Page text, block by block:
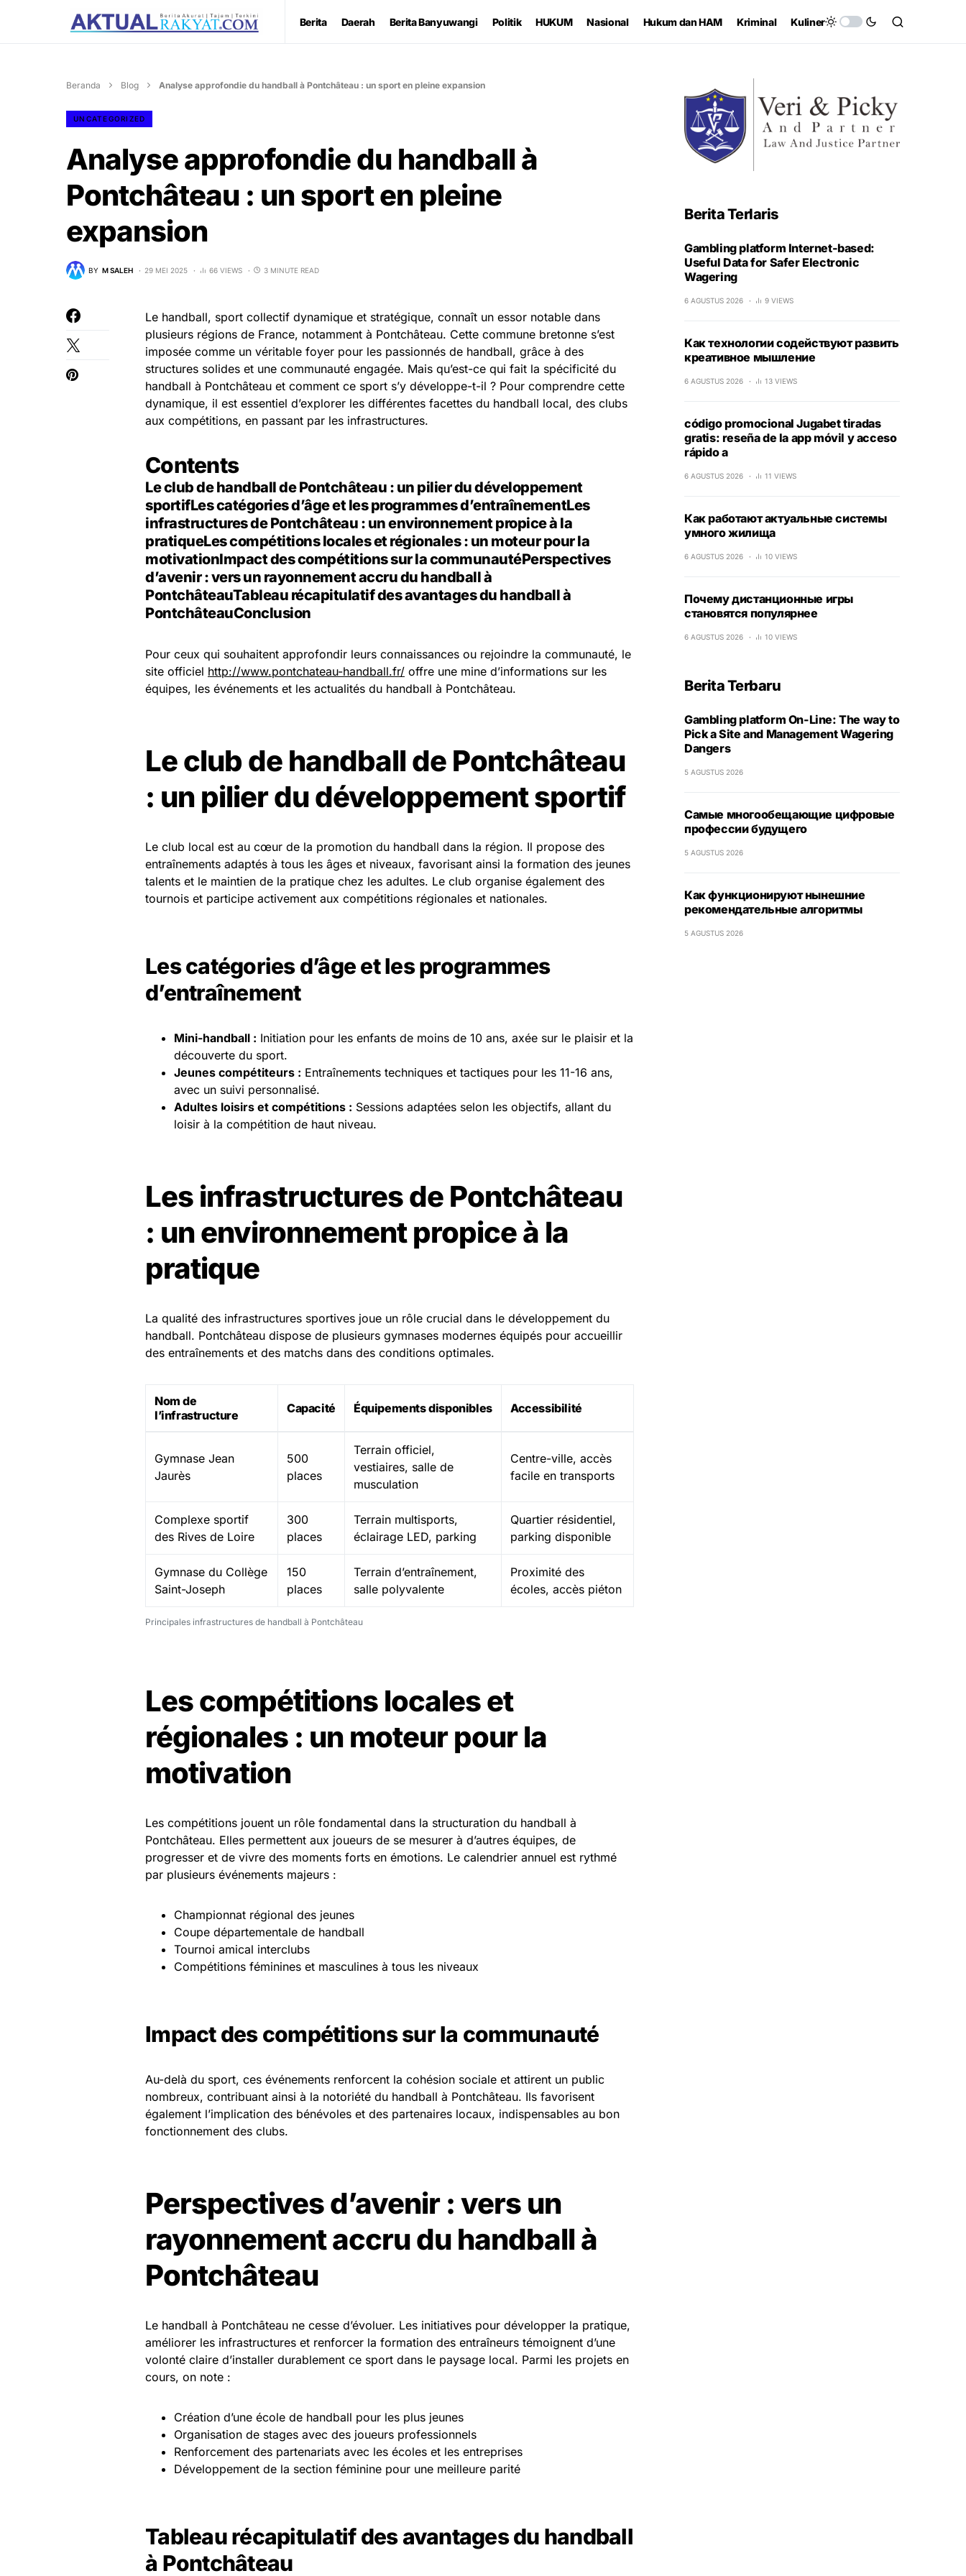
Berita Daerah Berita Banyuwangi Politik HUKUM Nasional Hukum dan HAM Kriminal Kuliner
Beranda Blog Analyse approfondie du handball à Pontchâteau : un sport en pleine expansion
UNCATEGORIZED
Analyse approfondie du handball à
Pontchâteau : un sport en pleine
expansion
BY M SALEH 29 MEI 2025 66 VIEWS 3 MINUTE READ
Le handball, sport collectif dynamique et stratégique, connaît un essor notable dans
plusieurs régions de France, notamment à Pontchâteau. Cette commune bretonne s’est
imposée comme un véritable foyer pour les passionnés de handball, grâce à des
structures solides et une communauté engagée. Mais qu’est-ce qui fait la spécificité du
handball à Pontchâteau et comment ce sport s’y développe-t-il ? Pour comprendre cette
dynamique, il est essentiel d’explorer les différentes facettes du handball local, des clubs
aux compétitions, en passant par les infrastructures.
Contents
Le club de handball de Pontchâteau : un pilier du développement
sportifLes catégories d’âge et les programmes d’entraînementLes
infrastructures de Pontchâteau : un environnement propice à la
pratiqueLes compétitions locales et régionales : un moteur pour la
motivationImpact des compétitions sur la communautéPerspectives
d’avenir : vers un rayonnement accru du handball à
PontchâteauTableau récapitulatif des avantages du handball à
PontchâteauConclusion
Pour ceux qui souhaitent approfondir leurs connaissances ou rejoindre la communauté, le
site officiel http://www.pontchateau-handball.fr/ offre une mine d’informations sur les
équipes, les événements et les actualités du handball à Pontchâteau.
Le club de handball de Pontchâteau
: un pilier du développement sportif
Le club local est au cœur de la promotion du handball dans la région. Il propose des
entraînements adaptés à tous les âges et niveaux, favorisant ainsi la formation des jeunes
talents et le maintien de la pratique chez les adultes. Le club organise également des
tournois et participe activement aux compétitions régionales et nationales.
Les catégories d’âge et les programmes
d’entraînement
Mini-handball : Initiation pour les enfants de moins de 10 ans, axée sur le plaisir et la
découverte du sport.
Jeunes compétiteurs : Entraînements techniques et tactiques pour les 11-16 ans,
avec un suivi personnalisé.
Adultes loisirs et compétitions : Sessions adaptées selon les objectifs, allant du
loisir à la compétition de haut niveau.
Les infrastructures de Pontchâteau
: un environnement propice à la
pratique
La qualité des infrastructures sportives joue un rôle crucial dans le développement du
handball. Pontchâteau dispose de plusieurs gymnases modernes équipés pour accueillir
des entraînements et des matchs dans des conditions optimales.
Principales infrastructures de handball à Pontchâteau
Nom de
l’infrastructure
Capacité Équipements disponibles Accessibilité
Gymnase Jean
Jaurès
500
places
Terrain officiel,
vestiaires, salle de
musculation
Centre-ville, accès
facile en transports
Complexe sportif
des Rives de Loire
300
places
Terrain multisports,
éclairage LED, parking
Quartier résidentiel,
parking disponible
Gymnase du Collège
Saint-Joseph
150
places
Terrain d’entraînement,
salle polyvalente
Proximité des
écoles, accès piéton
Les compétitions locales et
régionales : un moteur pour la
motivation
Les compétitions jouent un rôle fondamental dans la structuration du handball à
Pontchâteau. Elles permettent aux joueurs de se mesurer à d’autres équipes, de
progresser et de vivre des moments forts en émotions. Le calendrier annuel est rythmé
par plusieurs événements majeurs :
Championnat régional des jeunes
Coupe départementale de handball
Tournoi amical interclubs
Compétitions féminines et masculines à tous les niveaux
Impact des compétitions sur la communauté
Au-delà du sport, ces événements renforcent la cohésion sociale et attirent un public
nombreux, contribuant ainsi à la notoriété du handball à Pontchâteau. Ils favorisent
également l’implication des bénévoles et des partenaires locaux, indispensables au bon
fonctionnement des clubs.
Perspectives d’avenir : vers un
rayonnement accru du handball à
Pontchâteau
Le handball à Pontchâteau ne cesse d’évoluer. Les initiatives pour développer la pratique,
améliorer les infrastructures et renforcer la formation des entraîneurs témoignent d’une
volonté claire d’installer durablement ce sport dans le paysage local. Parmi les projets en
cours, on note :
Création d’une école de handball pour les plus jeunes
Organisation de stages avec des joueurs professionnels
Renforcement des partenariats avec les écoles et les entreprises
Développement de la section féminine pour une meilleure parité
Tableau récapitulatif des avantages du handball
à Pontchâteau
Berita Terlaris
Gambling platform Internet-based:
Useful Data for Safer Electronic
Wagering
6 AGUSTUS 2026 9 VIEWS
Как технологии содействуют развить
креативное мышление
6 AGUSTUS 2026 13 VIEWS
código promocional Jugabet tiradas
gratis: reseña de la app móvil y acceso
rápido a
6 AGUSTUS 2026 11 VIEWS
Как работают актуальные системы
умного жилища
6 AGUSTUS 2026 10 VIEWS
Почему дистанционные игры
становятся популярнее
6 AGUSTUS 2026 10 VIEWS
Berita Terbaru
Gambling platform On-Line: The way to
Pick a Site and Management Wagering
Dangers
5 AGUSTUS 2026
Самые многообещающие цифровые
профессии будущего
5 AGUSTUS 2026
Как функционируют нынешние
рекомендательные алгоритмы
5 AGUSTUS 2026